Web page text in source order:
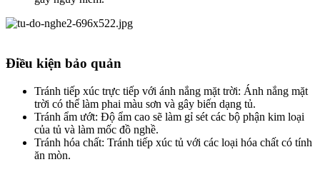
Điều kiện bảo quản​
Tránh tiếp xúc trực tiếp với ánh nắng mặt trời: Ánh nắng mặt
trời có thể làm phai màu sơn và gây biến dạng tủ.
Tránh ẩm ướt: Độ ẩm cao sẽ làm gỉ sét các bộ phận kim loại
của tủ và làm mốc đồ nghề.
Tránh hóa chất: Tránh tiếp xúc tủ với các loại hóa chất có tính
ăn mòn.